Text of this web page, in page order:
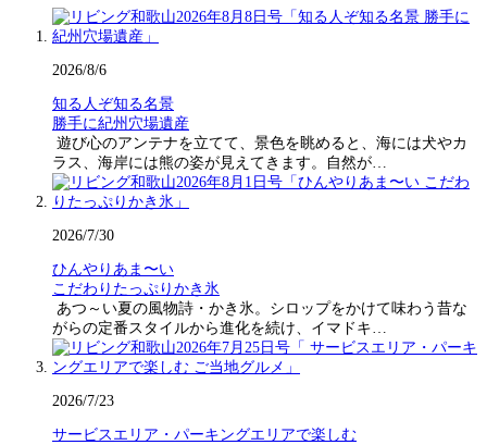
2026/8/6
知る人ぞ知る名景
勝手に紀州穴場遺産
遊び心のアンテナを立てて、景色を眺めると、海には犬やカ
ラス、海岸には熊の姿が見えてきます。自然が…
2026/7/30
ひんやりあま〜い
こだわりたっぷりかき氷
あつ～い夏の風物詩・かき氷。シロップをかけて味わう昔な
がらの定番スタイルから進化を続け、イマドキ…
2026/7/23
サービスエリア・パーキングエリアで楽しむ